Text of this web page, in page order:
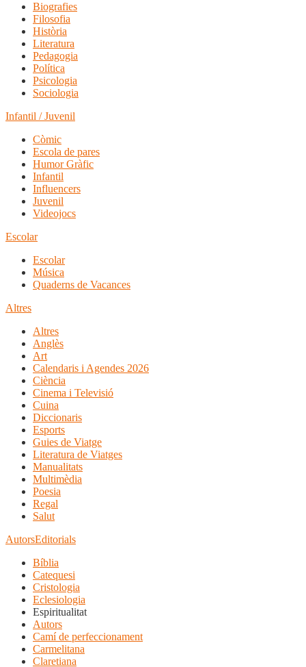
Biografies
Filosofia
Història
Literatura
Pedagogia
Política
Psicologia
Sociologia
Infantil / Juvenil
Còmic
Escola de pares
Humor Gràfic
Infantil
Influencers
Juvenil
Videojocs
Escolar
Escolar
Música
Quaderns de Vacances
Altres
Altres
Anglès
Art
Calendaris i Agendes 2026
Ciència
Cinema i Televisió
Cuina
Diccionaris
Esports
Guies de Viatge
Literatura de Viatges
Manualitats
Multimèdia
Poesia
Regal
Salut
AutorsEditorials
Bíblia
Catequesi
Cristologia
Eclesiologia
Espiritualitat
Autors
Camí de perfeccionament
Carmelitana
Claretiana